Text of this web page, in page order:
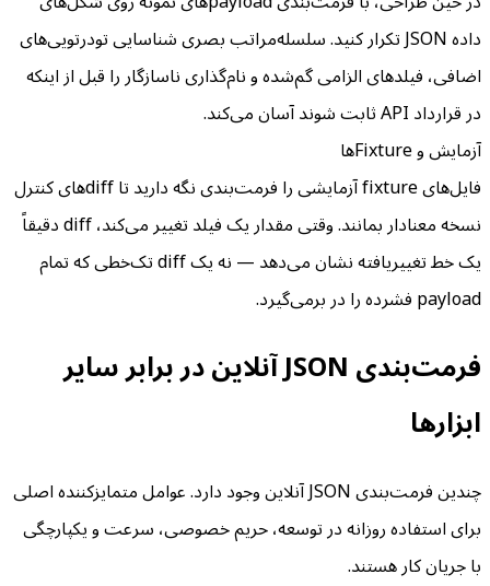
داده JSON تکرار کنید. سلسله‌مراتب بصری شناسایی تودرتویی‌های
اضافی، فیلدهای الزامی گم‌شده و نام‌گذاری ناسازگار را قبل از اینکه
در قرارداد API ثابت شوند آسان می‌کند.
آزمایش و Fixtureها
فایل‌های fixture آزمایشی را فرمت‌بندی نگه دارید تا diffهای کنترل
نسخه معنادار بمانند. وقتی مقدار یک فیلد تغییر می‌کند، diff دقیقاً
یک خط تغییریافته نشان می‌دهد — نه یک diff تک‌خطی که تمام
payload فشرده را در برمی‌گیرد.
فرمت‌بندی JSON آنلاین در برابر سایر
ابزارها
چندین فرمت‌بندی JSON آنلاین وجود دارد. عوامل متمایزکننده اصلی
برای استفاده روزانه در توسعه، حریم خصوصی، سرعت و یکپارچگی
با جریان کار هستند.